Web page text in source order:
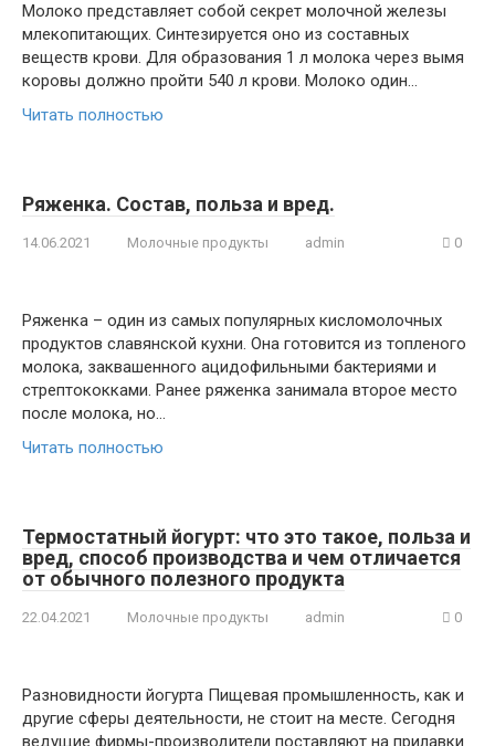
Молоко представляет собой секрет молочной железы
млекопитающих. Синтезируется оно из составных
веществ крови. Для образования 1 л молока через вымя
коровы должно пройти 540 л крови. Молоко один…
Читать полностью
Ряженка. Состав, польза и вред.
14.06.2021 Молочные продукты admin 0
Ряженка – один из самых популярных кисломолочных
продуктов славянской кухни. Она готовится из топленого
молока, заквашенного ацидофильными бактериями и
стрептококками. Ранее ряженка занимала второе место
после молока, но…
Читать полностью
Термостатный йогурт: что это такое, польза и
вред, способ производства и чем отличается
от обычного полезного продукта
22.04.2021 Молочные продукты admin 0
Разновидности йогурта Пищевая промышленность, как и
другие сферы деятельности, не стоит на месте. Сегодня
ведущие фирмы-производители поставляют на прилавки